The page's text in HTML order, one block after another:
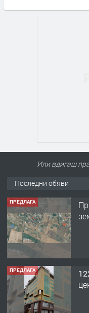
Или вдигаш
Последни обяви
ПРЕДЛАГА
ПРЕДЛАГА